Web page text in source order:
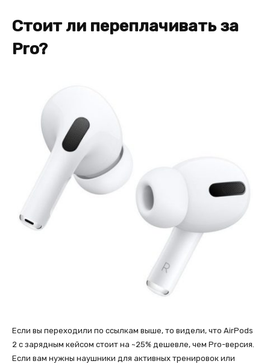
Стоит ли переплачивать за
Pro?
Если вы переходили по ссылкам выше, то видели, что AirPods
2 с зарядным кейсом стоит на ~25% дешевле, чем Pro-версия.
Если вам нужны наушники для активных тренировок или